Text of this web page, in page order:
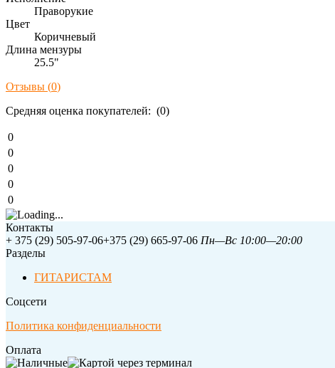
Праворукие
Цвет
Коричневый
Длина мензуры
25.5"
Отзывы (0)
Средняя оценка покупателей: (0)
0
0
0
0
0
Контакты
+ 375 (29) 505-97-06+375 (29) 665-97-06 Пн—Вс 10:00—20:00
Разделы
ГИТАРИСТАМ
Соцсети
Политика конфиденциальности
Оплата